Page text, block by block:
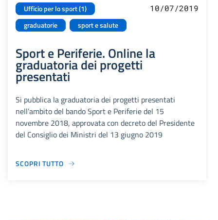
Ufficio per lo sport (1)
graduatorie
sport e salute
10/07/2019
Sport e Periferie. Online la
graduatoria dei progetti
presentati
Si pubblica la graduatoria dei progetti presentati
nell’ambito del bando Sport e Periferie del 15
novembre 2018, approvata con decreto del Presidente
del Consiglio dei Ministri del 13 giugno 2019
SCOPRI TUTTO